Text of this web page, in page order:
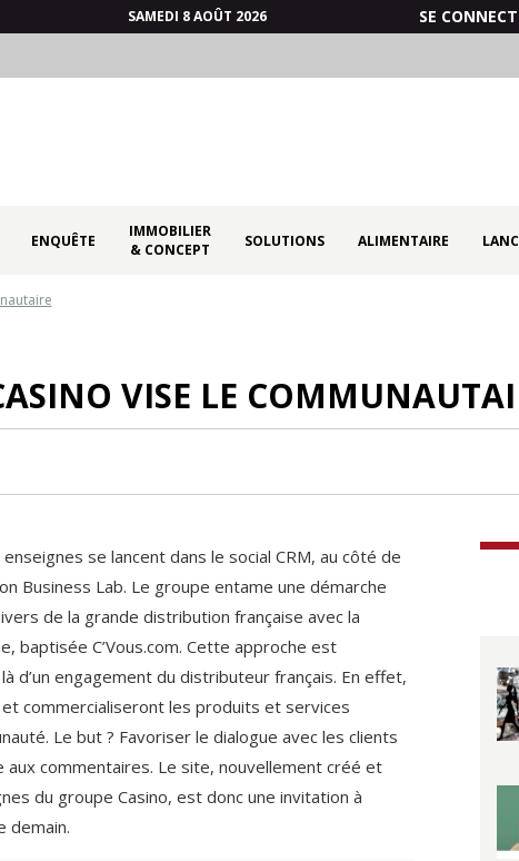
SAMEDI 8 AOÛT 2026 SE
ENQUÊTE
IMMOBILIER
& CONCEPT
SOLUTIONS ALIMENTAIRE
VISE LE
se lancent dans le social CRM, au côté de
Business Lab. Le groupe entame une démarche
de la grande distribution française avec la
baptisée C’Vous.com. Cette approche est
là d’un engagement du distributeur français. En effet,
commercialiseront les produits et services
Le but ? Favoriser le dialogue avec les clients
aux commentaires. Le site, nouvellement créé et
du groupe Casino, est donc une invitation à
demain.